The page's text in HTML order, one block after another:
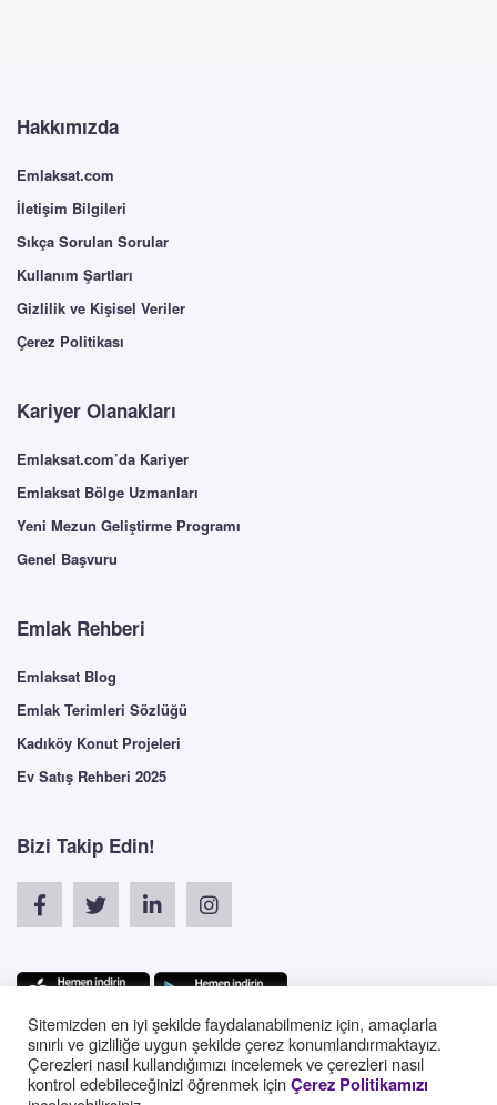
Hakkımızda
Emlaksat.com
İletişim Bilgileri
Sıkça Sorulan Sorular
Kullanım Şartları
Gizlilik ve Kişisel Veriler
Çerez Politikası
Kariyer Olanakları
Emlaksat.com’da Kariyer
Emlaksat Bölge Uzmanları
Yeni Mezun Geliştirme Programı
Genel Başvuru
Emlak Rehberi
Emlaksat Blog
Emlak Terimleri Sözlüğü
Kadıköy Konut Projeleri
Ev Satış Rehberi 2025
Bizi Takip Edin!
English
Sitemizden en iyi şekilde faydalanabilmeniz için, amaçlarla
sınırlı ve gizliliğe uygun şekilde çerez konumlandırmaktayız.
Çerezleri nasıl kullandığımızı incelemek ve çerezleri nasıl
kontrol edebileceğinizi öğrenmek içinÇerez Politikamızı